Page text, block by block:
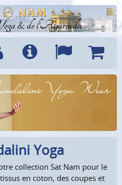
& de l'Ayurveda
Info LanguesPanier
Yoga
collection Sat Nam pour le
en coton, des coupes et